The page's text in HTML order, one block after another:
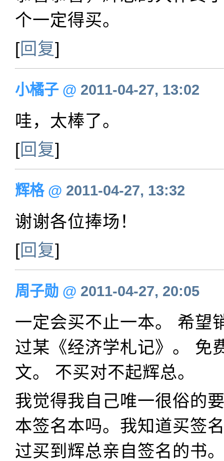
个一定得买。
[回复]
小橘子@ 2011-04-27, 13:02
哇，太棒了。
[回复]
辉格@ 2011-04-27, 13:32
谢谢各位捧场！
[回复]
周子勋 @ 2011-04-27, 20:05
一定会买不止一本。 希望
过某《经济学札记》。 免
文。 不买对不起辉总。
我觉得我自己唯一很俗的
本签名本吗。我知道买签
过买到辉总亲自签名的书